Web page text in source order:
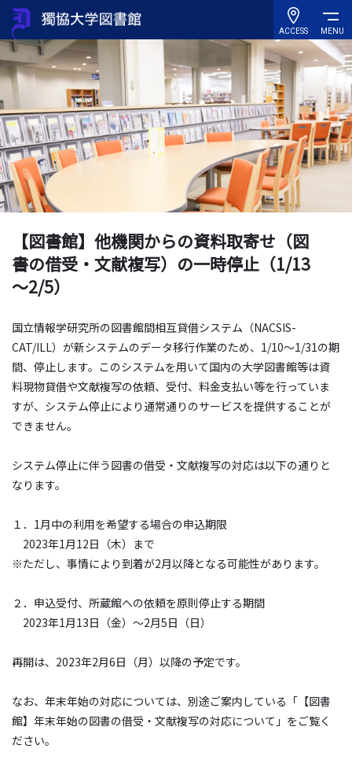
ACCESS MENU
【図書館】他機関からの資料取寄せ（図
書の借受・文献複写）の一時停止（1/13
～2/5）
国立情報学研究所の図書館間相互貸借システム（NACSIS-
CAT/ILL）が新システムのデータ移行作業のため、 1/10～1/31の期
間、停止します。このシステムを用いて国内の大学図書館等は資
料現物貸借や文献複写の依頼、受付、料金支払い等を行っていま
すが、システム停止により通常通りのサービスを提供することが
できません。
システム停止に伴う図書の借受・文献複写の対応は以下の通りと
なります。
１． 1月中の利用を希望する場合の申込期限
2023年1月12日（木）まで
※ただし、事情により到着が2月以降となる可能性があります。
２．申込受付、所蔵館への依頼を原則停止する期間
2023年1月13日（金）～2月5日（日）
再開は、 2023年2月6日（月）以降の予定です。
なお、年末年始の対応については、別途ご案内している「【図書
館】年末年始の図書の借受・文献複写の対応について」をご覧く
ださい。